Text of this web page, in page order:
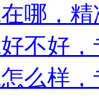
哪，精
不好，
么样，